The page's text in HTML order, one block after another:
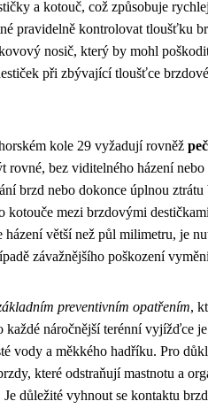
a kotouč, což způsobuje
pravidelně kontrolovat tloušťku
nosič, který by mohl
při zbývající tloušťce
kole 29 vyžadují rovněž
rovné, bez viditelného házení nebo
brzd nebo dokonce úplnou
mezi brzdovými
větší než půl milimetru, je
závažnějšího poškození
preventivním opatřením,
každé náročnější terénní vyjížďce
vody a měkkého hadříku. Pro
které odstraňují mastnotu a
důležité vyhnout se kontaktu